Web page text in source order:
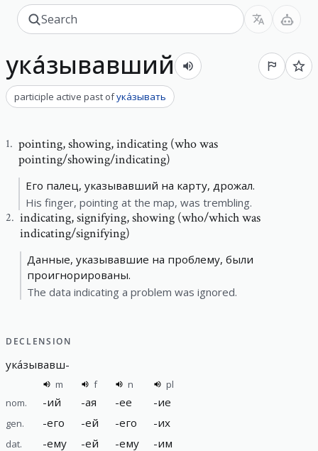
ука́зывавший
participle active past ofука́зывать
1. pointing,showing, indicating (who was
pointing/showing/indicating)
Его палец, указывавший на карту, дрожал.
His finger, pointing at the map, was trembling.
2. indicating,signifying, showing (who/which was
indicating/signifying)
Данные, указывавшие на проблему, были
проигнорированы.
The data indicating a problem was ignored.
DECLENSION
ука́зывавш-
m f n
pl
nom.
-ий -ая -ее -ие
gen. -его -ей -его -их
dat. -ему -ей -ему -им